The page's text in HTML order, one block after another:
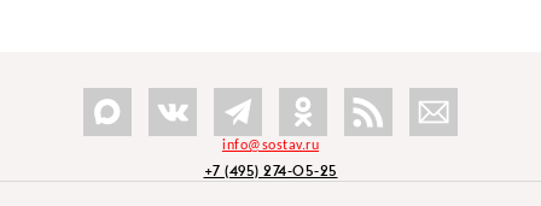
info@sostav.ru
+7 (495) 274-05-25